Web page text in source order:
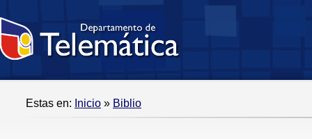
Estas en: Inicio » Biblio